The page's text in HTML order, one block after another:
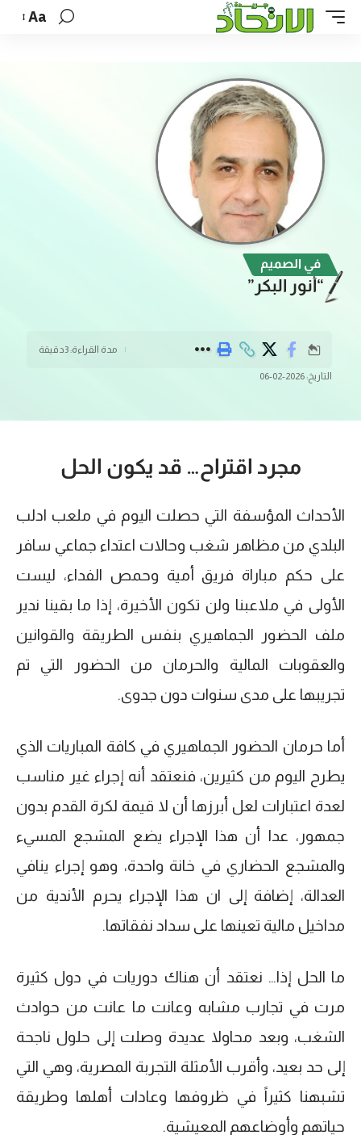
Aa
في الصميم
“أنور البكر”
التاريخ: 2026-02-06
مدة القراءة: 3دقيقة
مجرد اقتراح… قد يكون الحل
الأحداث المؤسفة التي حصلت اليوم في ملعب ادلب
البلدي من مظاهر شغب وحالات اعتداء جماعي سافر
على حكم مباراة فريق أمية وحمص الفداء، ليست
الأولى في ملاعبنا ولن تكون الأخيرة، إذا ما بقينا ندير
ملف الحضور الجماهيري بنفس الطريقة والقوانين
والعقوبات المالية والحرمان من الحضور التي تم
تجريبها على مدى سنوات دون جدوى.
أما حرمان الحضور الجماهيري في كافة المباريات الذي
يطرح اليوم من كثيرين، فنعتقد أنه إجراء غير مناسب
لعدة اعتبارات لعل أبرزها أن لا قيمة لكرة القدم بدون
جمهور، عدا أن هذا الإجراء يضع المشجع المسيء
والمشجع الحضاري في خانة واحدة، وهو إجراء ينافي
العدالة، إضافة إلى ان هذا الإجراء يحرم الأندية من
مداخيل مالية تعينها على سداد نفقاتها.
ما الحل إذا… نعتقد أن هناك دوريات في دول كثيرة
مرت في تجارب مشابه وعانت ما عانت من حوادث
الشغب، وبعد محاولا عديدة وصلت إلى حلول ناجحة
إلى حد بعيد، وأقرب الأمثلة التجربة المصرية، وهي التي
تشبهنا كثيراً في ظروفها وعادات أهلها وطريقة
حياتهم وأوضاعهم المعيشية.